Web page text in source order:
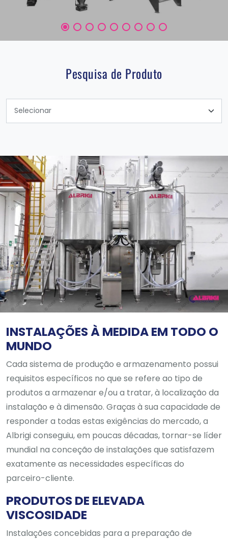
Pesquisa de Produto
INSTALAÇÕES À MEDIDA EM TODO O
MUNDO
Cada sistema de produção e armazenamento possui
requisitos específicos no que se refere ao tipo de
produtos a armazenar e/ou a tratar, à localização da
instalação e à dimensão. Graças à sua capacidade de
responder a todas estas exigências do mercado, a
Albrigi conseguiu, em poucas décadas, tornar-se líder
mundial na conceção de instalações que satisfazem
exatamente as necessidades específicas do
parceiro-cliente.
PRODUTOS DE ELEVADA
VISCOSIDADE
Instalações concebidas para a preparação de